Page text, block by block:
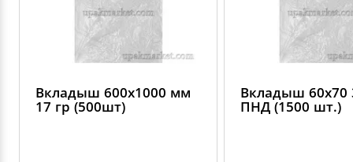
Вкладыш 600х1000 мм
17 гр (500шт)
Вкладыш 60х70
ПНД (1500 шт.)